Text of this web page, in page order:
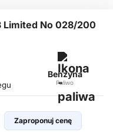
Limited No 028/200
Benzyna
Paliwo
Zaproponuj cenę